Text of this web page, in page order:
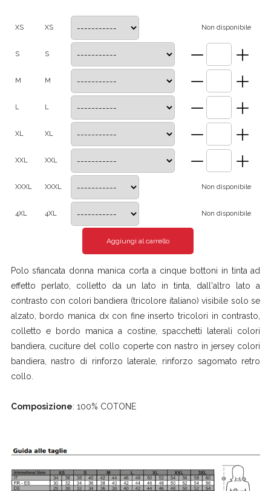
XS XS Non disponibile
S S
M M
L L
XL XL
XXL XXL
XXXL XXXL Non disponibile
4XL 4XL Non disponibile
Polo sfiancata donna manica corta a cinque bottoni in tinta ad
effetto perlato, colletto da un lato in tinta, dall'altro lato a
contrasto con colori bandiera (tricolore italiano) visibile solo se
alzato, bordo manica dx con fine inserto tricolori in contrasto,
colletto e bordo manica a costine, spacchetti laterali colori
bandiera, cuciture del collo coperte con nastro in jersey colori
bandiera, nastro di rinforzo laterale, rinforzo sagomato retro
collo.
Composizione: 100% COTONE